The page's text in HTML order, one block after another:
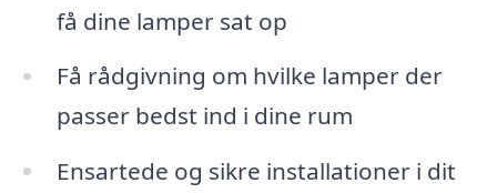
få dine lamper sat op
Få rådgivning om hvilke lamper der
passer bedst ind i dine rum
Ensartede og sikre installationer i dit